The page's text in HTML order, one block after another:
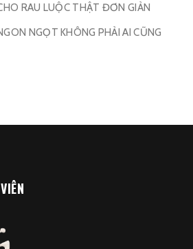
RAU LUỘC THẬT ĐƠN GIẢN
NGỌT KHÔNG PHẢI AI CŨNG